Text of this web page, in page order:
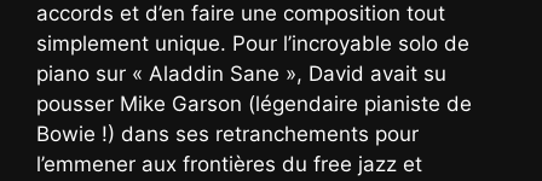
accords et d’en faire une composition tout
simplement unique. Pour l’incroyable solo de
piano sur « Aladdin Sane », David avait su
pousser Mike Garson (légendaire pianiste de
Bowie !) dans ses retranchements pour
l’emmener aux frontières du free jazz et